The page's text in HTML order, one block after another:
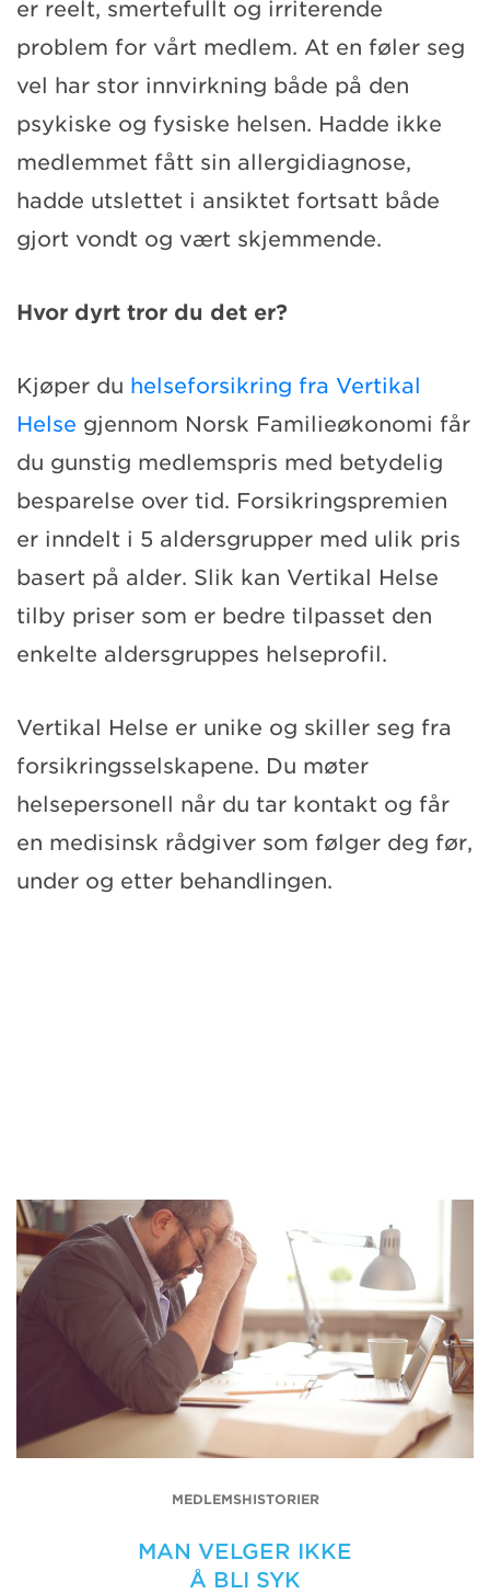
er reelt, smertefullt og irriterende
problem for vårt medlem. At en føler seg
vel har stor innvirkning både på den
psykiske og fysiske helsen. Hadde ikke
medlemmet fått sin allergidiagnose,
hadde utslettet i ansiktet fortsatt både
gjort vondt og vært skjemmende.
Hvor dyrt tror du det er?
Kjøper du helseforsikring fra Vertikal
Helse gjennom Norsk Familieøkonomi får
du gunstig medlemspris med betydelig
besparelse over tid. Forsikringspremien
er inndelt i 5 aldersgrupper med ulik pris
basert på alder. Slik kan Vertikal Helse
tilby priser som er bedre tilpasset den
enkelte aldersgruppes helseprofil.
Vertikal Helse er unike og skiller seg fra
forsikringsselskapene. Du møter
helsepersonell når du tar kontakt og får
en medisinsk rådgiver som følger deg før,
under og etter behandlingen.
MEDLEMSHISTORIER
MAN VELGER IKKE
Å BLI SYK